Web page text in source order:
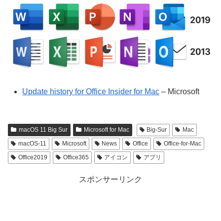
Update history for Office Insider for Mac – Microsoft
macOS 11 Big Sur Microsoft for Mac Big-Sur
Mac
macOS-11
Microsoft News Office
Office-for-Mac
Office2019
Office365 アイコン アプリ
スポンサーリンク